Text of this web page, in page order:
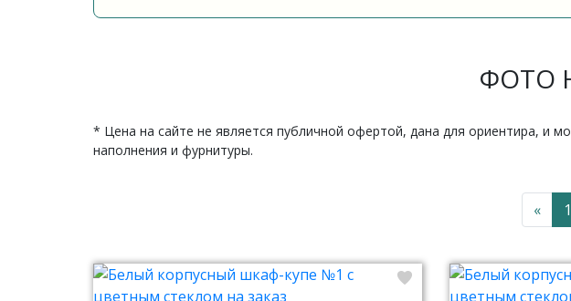
ФОТО
* Цена на сайте не является публичной офертой, дана для ориентира, и
наполнения и фурнитуры.
« 1